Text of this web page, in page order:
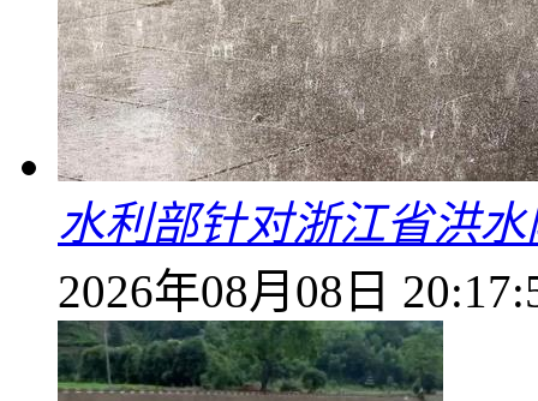
水利部针对浙江省洪
2026年08月08日